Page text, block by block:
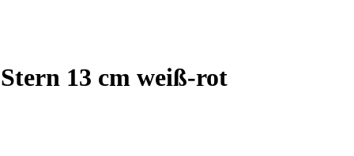
13 cm weiß-rot